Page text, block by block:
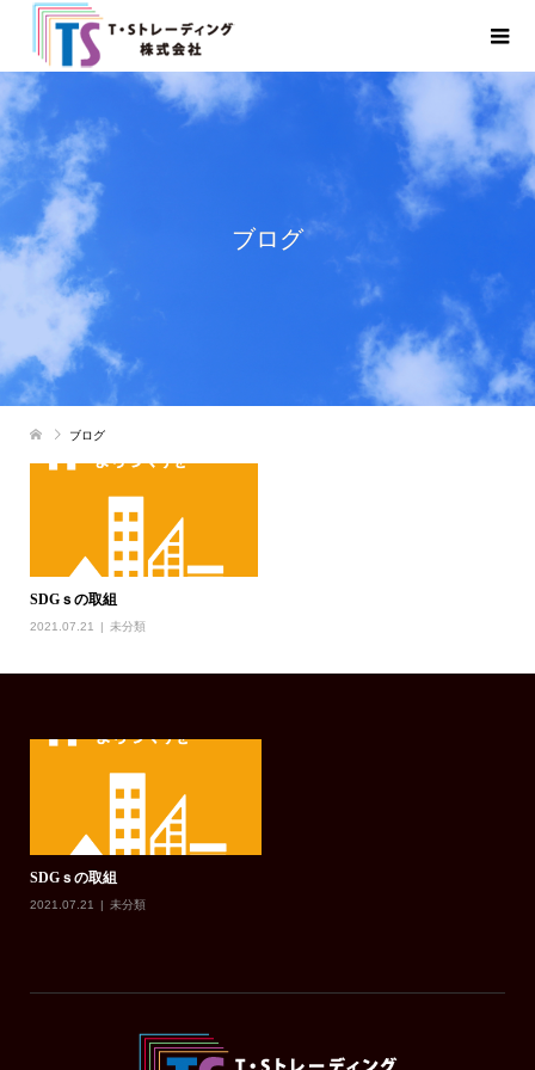
ブログ
ブログ
SDGｓの取組
2021.07.21 未分類
SDGｓの取組
2021.07.21 未分類